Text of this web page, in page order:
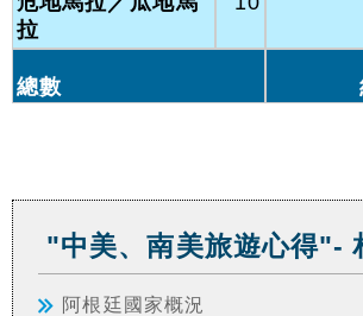
拉
總數
"中美、南美旅遊心得"-
阿根廷國家概況